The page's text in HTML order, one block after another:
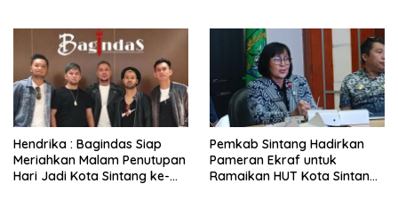
Hendrika : Bagindas Siap
Meriahkan Malam Penutupan
Hari Jadi Kota Sintang ke-
Pemkab Sintang Hadirkan
Pameran Ekraf untuk
Ramaikan HUT Kota Sintang